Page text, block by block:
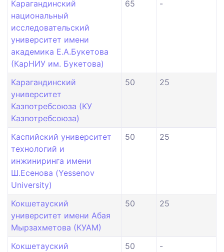
Карагандинский
национальный
исследовательский
университет имени
академика Е.А.Букетова
(КарНИУ им. Букетова)
65 -
Карагандинский
университет
Казпотребсоюза (КУ
Казпотребсоюза)
50 25
Каспийский университет
технологий и
инжиниринга имени
Ш.Есенова (Yessenov
University)
50 25
Кокшетауский
университет имени Абая
Мырзахметова (КУАМ)
50 25
Кокшетауский
50 -